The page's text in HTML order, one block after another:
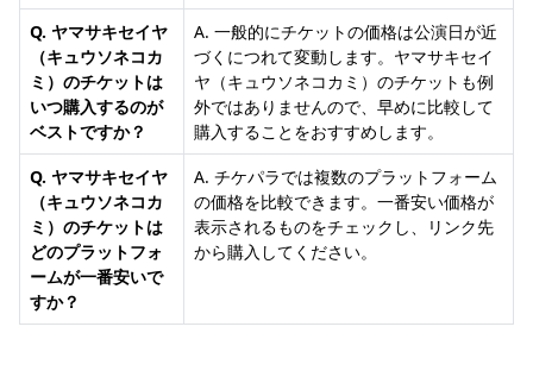
Q. ヤマサキセイヤ
（キュウソネコカ
ミ）のチケットは
いつ購入するのが
ベストですか？
A. 一般的にチケットの価格は公演日が近
づくにつれて変動します。ヤマサキセイ
ヤ（キュウソネコカミ）のチケットも例
外ではありませんので、早めに比較して
購入することをおすすめします。
Q. ヤマサキセイヤ
（キュウソネコカ
ミ）のチケットは
どのプラットフォ
ームが一番安いで
すか？
A. チケパラでは複数のプラットフォーム
の価格を比較できます。一番安い価格が
表示されるものをチェックし、リンク先
から購入してください。